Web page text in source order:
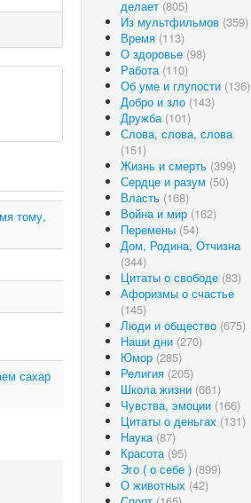
тому,
сахар
делает (805)
Из мультфильмов (359)
Время (113)
О здоровье (98)
Работа (110)
Об уме и глупости (136)
Добро и зло (143)
Дружба (101)
Слова, слова, слова
(151)
Жизнь и смерть (399)
Сердце и разум (50)
Власть (168)
Война и мир (162)
Перемены (54)
Дом, Родина, Отчизна
(344)
Цитаты о свободе (83)
Афоризмы о счастье
(145)
Люди и общество (675)
Наши дни (270)
Юмор (285)
Религия (205)
Школа жизни (661)
Чувства, эмоции (166)
Цитаты о деньгах (131)
Наука (87)
Красота (95)
Эго ( о себе ) (899)
О животных (42)